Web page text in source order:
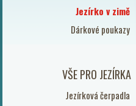
Jezírko v zimě
Dárkové poukazy
VŠE PRO JEZÍRKA
Jezírková čerpadla